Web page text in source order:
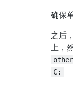
确保
之后
上，
C: